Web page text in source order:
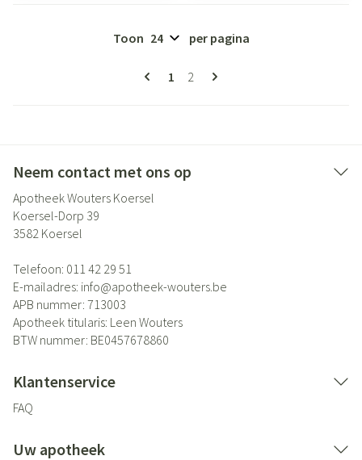
Pagina's
U lees momenteel pagina
1 Pagina
2
Toon per pagina
Neem contact met ons op
Apotheek Wouters Koersel
Koersel-Dorp 39
3582 Koersel
Telefoon: 011 42 29 51
E-mailadres: info@apotheek-wouters.be
APB nummer: 713003
Apotheek titularis: Leen Wouters
BTW nummer: BE0457678860
Klantenservice
FAQ
Uw apotheek